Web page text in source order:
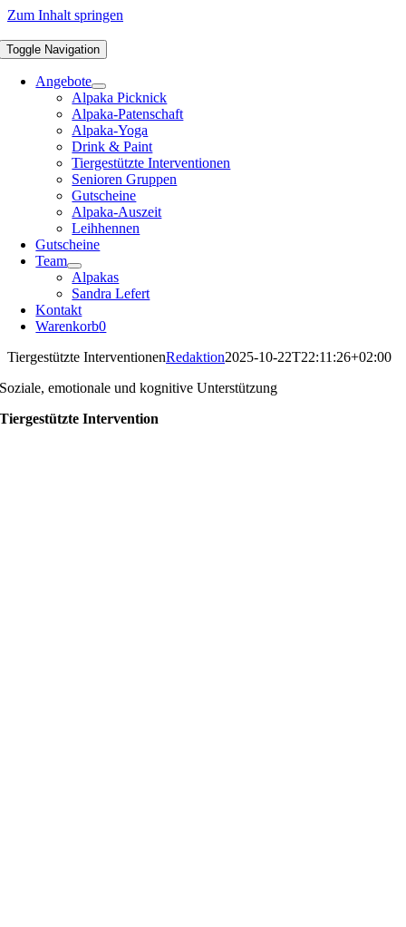
Zum Inhalt springen
Toggle Navigation
Angebote
Alpaka Picknick
Alpaka-Patenschaft
Alpaka-Yoga
Drink & Paint
Tiergestützte Interventionen
Senioren Gruppen
Gutscheine
Alpaka-Auszeit
Leihhennen
Gutscheine
Team
Alpakas
Sandra Lefert
Kontakt
Warenkorb0
Tiergestützte InterventionenRedaktion2025-10-22T22:11:26+02:00
Soziale, emotionale und kognitive Unterstützung
Tiergestützte Intervention